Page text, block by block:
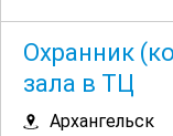
Охранник
зала в ТЦ
Архангельск